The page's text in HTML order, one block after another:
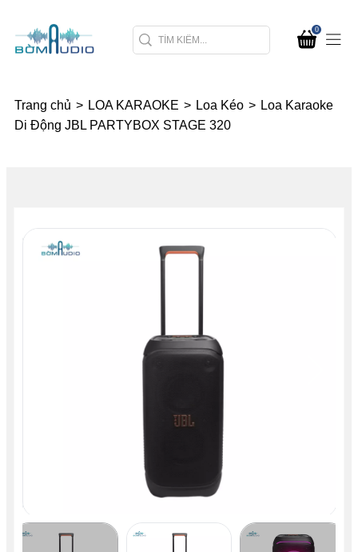
0
Trang chủ > LOA KARAOKE > Loa Kéo > Loa Karaoke
Di Động JBL PARTYBOX STAGE 320